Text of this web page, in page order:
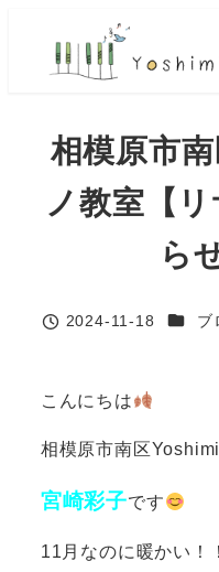
相模原市
ノ教室【
ら
投稿日
2024-11-18 カテゴ
ブ
こんにちは
相模原市南区
宮崎彩子です
11月なのに暖かい